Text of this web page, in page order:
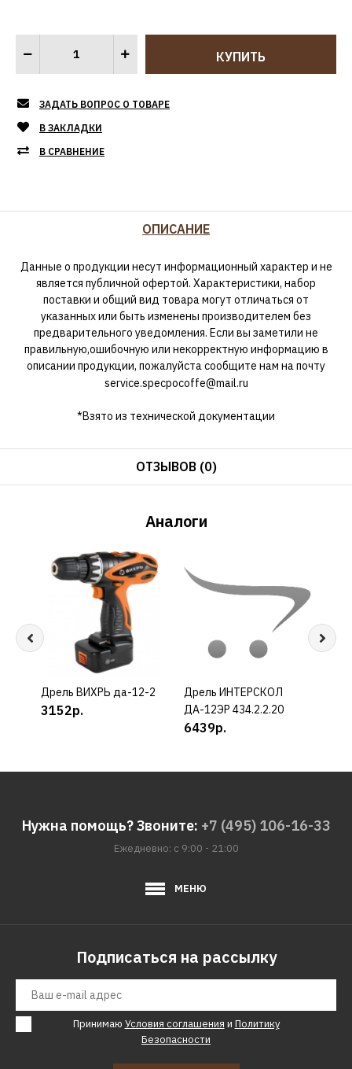
ЗАДАТЬ ВОПРОС О ТОВАРЕ
В ЗАКЛАДКИ
В СРАВНЕНИЕ
ОПИСАНИЕ
Данные о продукции несут информационный характер и не
является публичной офертой. Характеристики, набор
поставки и общий вид товара могут отличаться от
указанных или быть изменены производителем без
предварительного уведомления. Если вы заметили не
правильную,ошибочную или некорректную информацию в
описании продукции, пожалуйста сообщите нам на почту
service.specpocoffe@mail.ru
*Взято из технической документации
ОТЗЫВОВ (0)
Аналоги
КУПИТЬ
Дрель ВИХРЬ да-12-2
3152р.
КУПИТЬ
Дрель ИНТЕРСКОЛ
ДА-12ЭР 434.2.2.20
6439р.
Нужна помощь? Звоните: +7 (495) 106-16-33
Ежедневно: с 9:00 - 21:00
МЕНЮ
Подписаться на рассылку
Принимаю Условия соглашения и Политику
Безопасности